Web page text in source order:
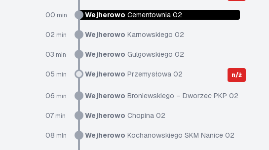
00 min Wejherowo Cementownia 02
02 min Wejherowo Karnowskiego 02
03 min Wejherowo Gulgowskiego 02
05 min Wejherowo Przemysłowa 02 n/ż
06 min Wejherowo Broniewskiego – Dworzec PKP 02
07 min Wejherowo Chopina 02
08 min Wejherowo Kochanowskiego SKM Nanice 02